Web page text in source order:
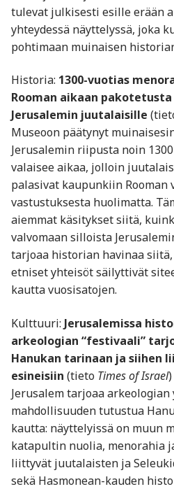
tulevat julkisesti esille erään
yhteydessä näyttelyssä, joka
pohtimaan muinaisen
Historia: 1300-vuotias
Rooman aikaan
Jerusalemin juutalaisille
Museoon päätynyt
Jerusalemin riipusta noin
valaisee aikaa, jolloin
palasivat kaupunkiin Rooman
vastustuksesta huolimatta.
aiemmat käsitykset siitä,
valvomaan silloista
tarjoaa historian havinaa
etniset yhteisöt säilyttivät
kautta vuosisatojen.
Kulttuuri: Jerusalemissa
arkeologian “festivaali”
Hanukan tarinaan ja siihen
esineisiin (tieto Times of Israel)
Jerusalem tarjoaa
mahdollisuuden tutustua
kautta: näyttelyissä on muun
katapultin nuolia, menorahia
liittyvät juutalaisten ja
sekä Hasmonean-kauden